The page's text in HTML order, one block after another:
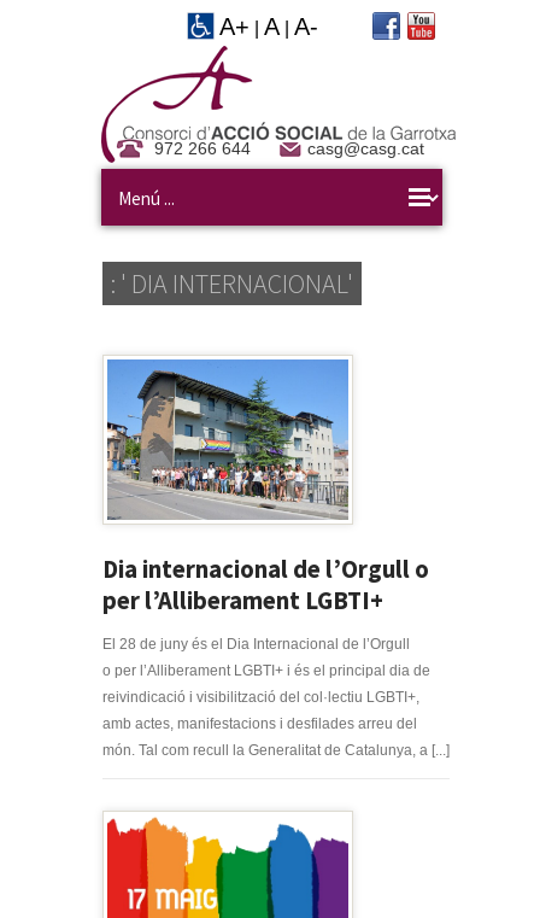
A+ A A-
972 266 644 casg@casg.cat
: ' DIA INTERNACIONAL'
Dia internacional de l’Orgull o
per l’Alliberament LGBTI+
El 28 de juny és el Dia Internacional de l’Orgull
o per l’Alliberament LGBTI+ i és el principal dia de
reivindicació i visibilització del col·lectiu LGBTI+,
amb actes, manifestacions i desfilades arreu del
món. Tal com recull la Generalitat de Catalunya, a [...]